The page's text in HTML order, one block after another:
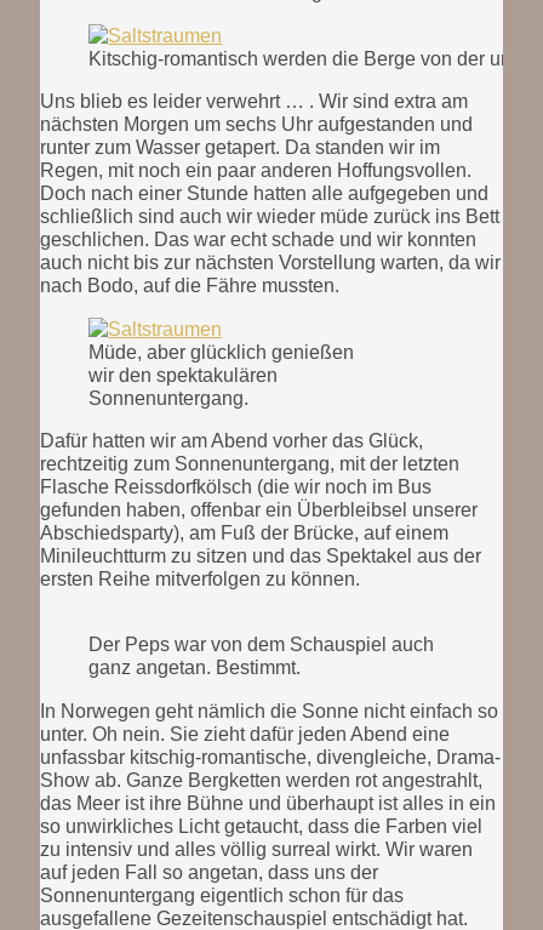
Kitschig-romantisch werden die Berge von der
Uns blieb es leider verwehrt … . Wir sind extra am
nächsten Morgen um sechs Uhr aufgestanden und
runter zum Wasser getapert. Da standen wir im
Regen, mit noch ein paar anderen Hoffungsvollen.
Doch nach einer Stunde hatten alle aufgegeben und
schließlich sind auch wir wieder müde zurück ins Bett
geschlichen. Das war echt schade und wir konnten
auch nicht bis zur nächsten Vorstellung warten, da wir
nach Bodo, auf die Fähre mussten.
Müde, aber glücklich genießen
wir den spektakulären
Sonnenuntergang.
Dafür hatten wir am Abend vorher das Glück,
rechtzeitig zum Sonnenuntergang, mit der letzten
Flasche Reissdorfkölsch (die wir noch im Bus
gefunden haben, offenbar ein Überbleibsel unserer
Abschiedsparty), am Fuß der Brücke, auf einem
Minileuchtturm zu sitzen und das Spektakel aus der
ersten Reihe mitverfolgen zu können.
Der Peps war von dem Schauspiel auch
ganz angetan. Bestimmt.
In Norwegen geht nämlich die Sonne nicht einfach so
unter. Oh nein. Sie zieht dafür jeden Abend eine
unfassbar kitschig-romantische, divengleiche, Drama-
Show ab. Ganze Bergketten werden rot angestrahlt,
das Meer ist ihre Bühne und überhaupt ist alles in ein
so unwirkliches Licht getaucht, dass die Farben viel
zu intensiv und alles völlig surreal wirkt. Wir waren
auf jeden Fall so angetan, dass uns der
Sonnenuntergang eigentlich schon für das
ausgefallene Gezeitenschauspiel entschädigt hat.